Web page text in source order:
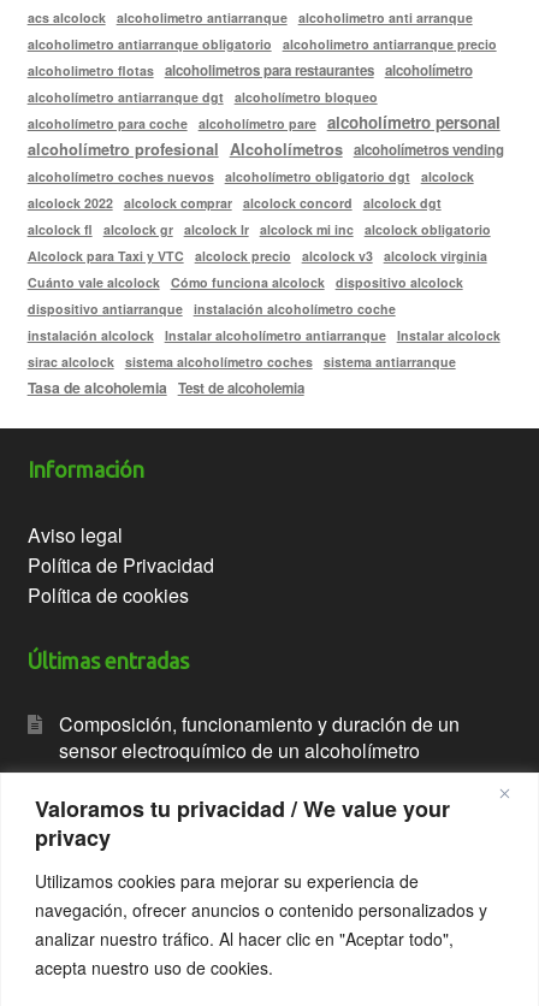
Valoramos tu privacidad / We value your
privacy
Utilizamos cookies para mejorar su experiencia de
navegación, ofrecer anuncios o contenido personalizados y
analizar nuestro tráfico. Al hacer clic en "Aceptar todo",
acepta nuestro uso de cookies.
acs alcolock alcoholimetro antiarranque
alcoholimetro anti arranque
alcoholimetro antiarranque obligatorio
alcoholimetro antiarranque precio
alcoholimetro flotas
alcoholimetros para restaurantes alcoholímetro
alcoholímetro antiarranque dgt
alcoholímetro bloqueo
alcoholímetro para coche
alcoholímetro pare alcoholímetro personal
alcoholímetro profesional Alcoholímetros alcoholímetros vending
alcoholímetro coches nuevos alcoholímetro obligatorio dgt
alcolock
alcolock 2022
alcolock comprar alcolock concord
alcolock dgt
alcolock fl
alcolock gr alcolock lr alcolock mi inc
alcolock obligatorio
Alcolock para Taxi y VTC
alcolock precio alcolock v3
alcolock virginia
Cuánto vale alcolock
Cómo funciona alcolock
dispositivo alcolock
dispositivo antiarranque
instalación alcoholímetro coche
instalación alcolock
Instalar alcoholímetro antiarranque
Instalar alcolock
sirac alcolock
sistema alcoholímetro coches sistema antiarranque
Tasa de alcoholemia Test de alcoholemia
Información
Aviso legal
Política de Privacidad
Política de cookies
Últimas entradas
Composición, funcionamiento y duración de un
sensor electroquímico de un alcoholímetro
Alcoholímetro con impresora
Breathalyzer with printer
Alcoholímetro antiarranque. Alcolock
ALCOLOCK interlock breathalyzer